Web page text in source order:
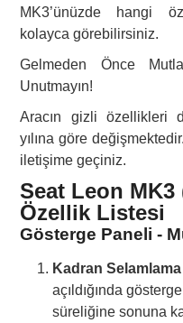
MK3’ünüzde hangi
kolayca görebilirsiniz.
Gelmeden Önce
Unutmayın!
Aracın gizli özellikleri
yılına göre
iletişime geçiniz.
Seat Leon MK3
Özellik Listesi
Gösterge Paneli -
Kadran
açıldığında
süreliğine sonuna